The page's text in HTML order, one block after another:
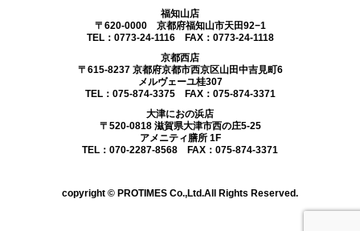
福知山店
〒620-0000 京都府福知山市天田92−1
TEL：0773-24-1116 FAX：0773-24-1118
京都西店
〒615-8237 京都府京都市西京区山田中吉見町6
メルヴェーユ桂307
TEL：075-874-3375 FAX：075-874-3371
大津におの浜店
〒520-0818 滋賀県大津市西の庄5-25
アメニティ膳所 1F
TEL：070-2287-8568 FAX：075-874-3371
copyright © PROTIMES Co.,Ltd.All Rights Reserved.